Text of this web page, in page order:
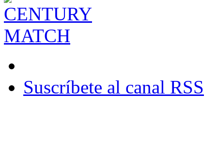
Suscríbete al canal RSS